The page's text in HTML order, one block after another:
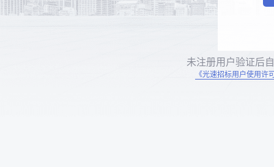
未注册用户验证后
《光速招标用户使用许